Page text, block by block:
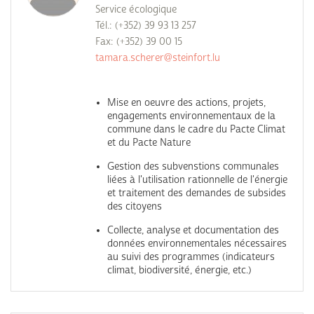
Service écologique
Tél.: (+352) 39 93 13 257
Fax: (+352) 39 00 15
tamara.scherer@steinfort.lu
Mise en oeuvre des actions, projets,
engagements environnementaux de la
commune dans le cadre du Pacte Climat
et du Pacte Nature
Gestion des subvenstions communales
liées à l'utilisation rationnelle de l'énergie
et traitement des demandes de subsides
des citoyens
Collecte, analyse et documentation des
données environnementales nécessaires
au suivi des programmes (indicateurs
climat, biodiversité, énergie, etc.)